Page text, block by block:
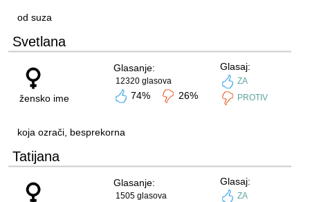
od suza
Svetlana
žensko ime
Glasanje:
12320 glasova
74% 26%
Glasaj:
ZA
PROTIV
koja ozrači, besprekorna
Tatijana
Glasanje:
1505 glasova
Glasaj:
ZA